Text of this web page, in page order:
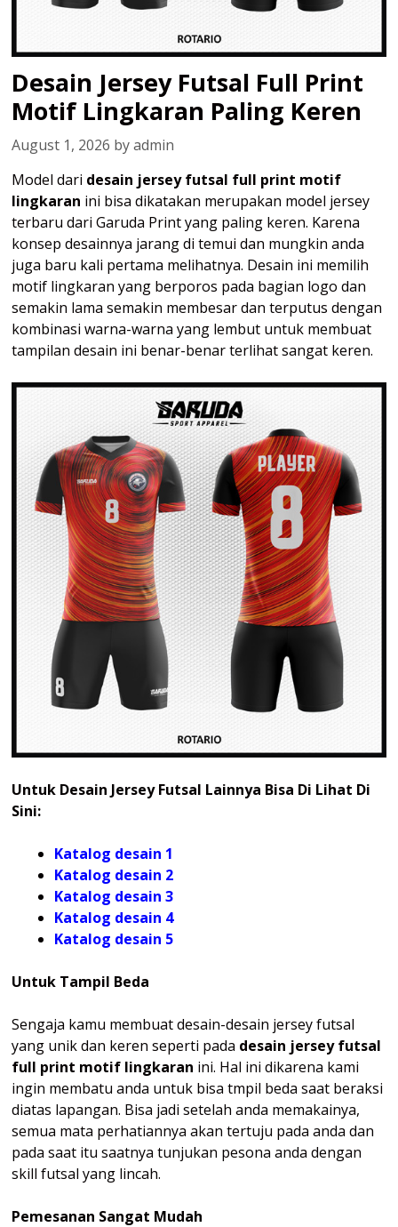
Desain Jersey Futsal Full Print
Motif Lingkaran Paling Keren
August 1, 2026 byadmin
Model dari desain jersey futsal full print motif
lingkaran ini bisa dikatakan merupakan model jersey
terbaru dari Garuda Print yang paling keren. Karena
konsep desainnya jarang di temui dan mungkin anda
juga baru kali pertama melihatnya. Desain ini memilih
motif lingkaran yang berporos pada bagian logo dan
semakin lama semakin membesar dan terputus dengan
kombinasi warna-warna yang lembut untuk membuat
tampilan desain ini benar-benar terlihat sangat keren.
Untuk Desain Jersey Futsal Lainnya Bisa Di Lihat Di
Sini:
Katalog desain 1
Katalog desain 2
Katalog desain 3
Katalog desain 4
Katalog desain 5
Untuk Tampil Beda
Sengaja kamu membuat desain-desain jersey futsal
yang unik dan keren seperti pada desain jersey futsal
full print motif lingkaran ini. Hal ini dikarena kami
ingin membatu anda untuk bisa tmpil beda saat beraksi
diatas lapangan. Bisa jadi setelah anda memakainya,
semua mata perhatiannya akan tertuju pada anda dan
pada saat itu saatnya tunjukan pesona anda dengan
skill futsal yang lincah.
Pemesanan Sangat Mudah